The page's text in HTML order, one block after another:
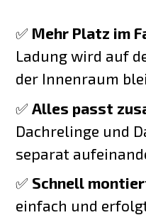
✅ Mehr Platz im
Ladung wird auf
der Innenraum
✅Alles passt
Dachrelinge und
separat
✅ Schnell
einfach und